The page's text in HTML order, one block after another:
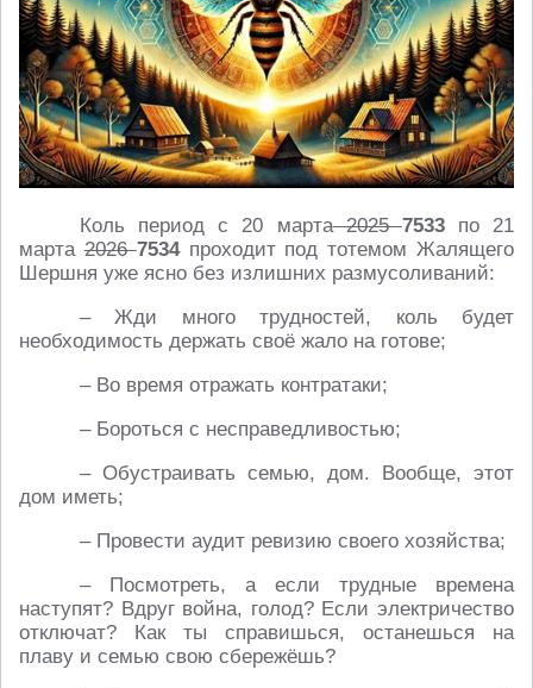
Коль период с 20 марта20257533по 21
марта20267534проходит под тотемом Жалящего
Шершня уже ясно без излишних размусоливаний:
– Жди много трудностей, коль будет
необходимость держать своё жало на готове;
– Во время отражать контратаки;
– Бороться с несправедливостью;
– Обустраивать семью, дом. Вообще, этот
дом иметь;
– Провести аудит ревизию своего хозяйства;
– Посмотреть, а если трудные времена
наступят? Вдруг война, голод? Если электричество
отключат? Как ты справишься, останешься на
плаву и семью свою сбережёшь?